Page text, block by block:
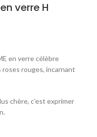
verre H
en verre célèbre
roses rouges, incarnant
chère, c’est exprimer